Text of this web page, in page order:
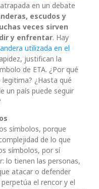
en un debate
escudos y
veces sirven
y enfrentar. Hay
utilizada en el
justifican la
de ETA. ¿Por qué
¿Hasta qué
un país puede seguir
símbolos, porque
de lo que
símbolos, por sí
lo tienen las personas,
atacar o defender
el rencor y el